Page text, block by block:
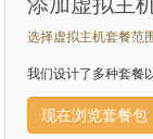
选择虚拟主机套餐范
我们设计了多种套餐
现在浏览套餐包